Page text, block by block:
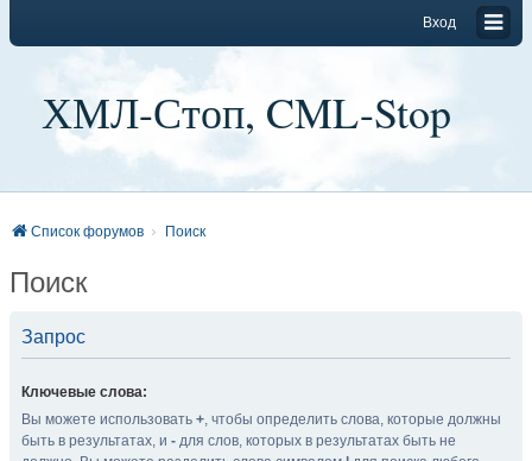
Вход
ХМЛ-Стоп, CML-Stop
Список форумов Поиск
Поиск
Запрос
Ключевые слова:
Вы можете использовать +, чтобы определить слова, которые должны
быть в результатах, и - для слов, которых в результатах быть не